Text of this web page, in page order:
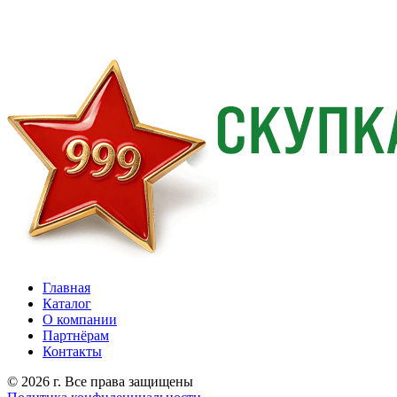
Главная
Каталог
О компании
Партнёрам
Контакты
© 2026 г. Все права защищены